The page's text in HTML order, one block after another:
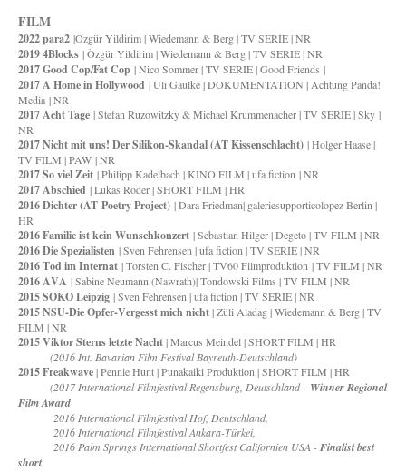
FILM
2022 para2 |Özgür Yildirim | Wiedemann & Berg | TV SERIE | NR
2019 4Blocks | Özgür Yildirim | Wiedemann & Berg | TV SERIE | NR
2017 Good Cop/Fat Cop | Nico Sommer | TV SERIE| Good Friends |
2017 A Home in Hollywood | Uli Gaulke | DOKUMENTATION | Achtung Panda!
Media | NR
2017 Acht Tage | Stefan Ruzowitzky & Michael Krummenacher | TV SERIE| Sky |
NR
2017 Nicht mit uns! Der Silikon-Skandal (AT Kissenschlacht) | Holger Haase |
TV FILM | PAW | NR
2017 So viel Zeit | Philipp Kadelbach | KINO FILM | ufa fiction | NR
2017 Abschied | Lukas Röder | SHORT FILM | HR
2016 Dichter (AT Poetry Project) | Dara Friedman| galeriesupporticolopez Berlin |
HR
2016 Familie ist kein Wunschkonzert | Sebastian Hilger | Degeto | TV FILM | NR
2016 Die Spezialisten | Sven Fehrensen | ufa fiction | TV SERIE | NR
2016 Tod im Internat | Torsten C. Fischer | TV60 Filmproduktion | TV FILM | NR
2016 AVA | Sabine Neumann (Nawrath)| Tondowski Films | TV FILM | NR
2015 SOKO Leipzig | Sven Fehrensen | ufa fiction | TV SERIE | NR
2015 NSU-Die Opfer-Vergesst mich nicht| Züli Aladag | Wiedemann & Berg | TV
FILM | NR
2015 Viktor Sterns letzte Nacht| Marcus Meindel | SHORT FILM | HR
(2016 Int. Bavarian Film Festival Bayreuth-Deutschland)
2015 Freakwave| Pennie Hunt | Punakaiki Produktion | SHORT FILM | HR
(2017 International Filmfestival Regensburg, Deutschland - Winner Regional
Film Award
2016 International Filmfestival Hof, Deutschland,
2016 International Filmfestival Ankara-Türkei,
2016 Palm Springs International Shortfest Californien USA -Finalist best
short